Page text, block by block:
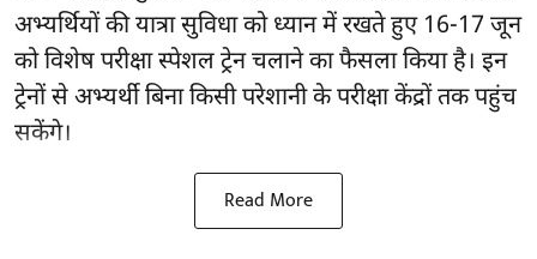
अभ्यर्थियों की यात्रा सुविधा को ध्यान में रखते हुए 16-17 जून
को विशेष परीक्षा स्पेशल ट्रेन चलाने का फैसला किया है। इन
ट्रेनों से अभ्यर्थी बिना किसी परेशानी के परीक्षा केंद्रों तक पहुंच
सकेंगे।
Read More